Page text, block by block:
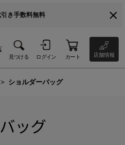
き手数料無料
見つける ログイン カート 店舗情報
ショルダーバッグ
ッグ